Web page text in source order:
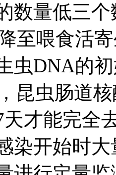
数量低三
至喂食活
虫DNA的
昆虫肠道
才能完全
染开始时